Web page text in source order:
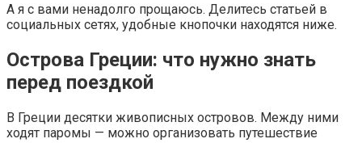
А я с вами ненадолго прощаюсь. Делитесь статьей в
социальных сетях, удобные кнопочки находятся ниже.
Острова Греции: что нужно знать
перед поездкой
В Греции десятки живописных островов. Между ними
ходят паромы — можно организовать путешествие